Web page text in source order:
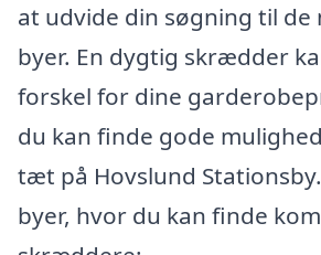
at udvide din søgning til
byer. En dygtig skrædder
forskel for dine
du kan finde gode
tæt på Hovslund
byer, hvor du kan finde